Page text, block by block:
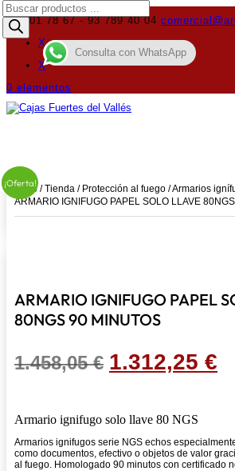
619 01 78 67 - 93 789 40 04
X
X
0 elementos
Búsqueda
de
productos
Inicio/Tienda / Protección al fuego /Armarios
ARMARIO IGNIFUGO PAPEL SOLO LLAVE
¡Oferta!
ARMARIO IGNIFUGO PAPEL
80NGS 90 MINUTOS
1.458,05€ El
era:
1.458,05 €.
1.312,25 €
Armario ignifugo solo llave 80 NGS
Armarios ignifugos serie NGS echos
como documentos, efectivo o objetos de valor
al fuego. Homologado 90 minutos con certificado
Consulta con WhatsApp